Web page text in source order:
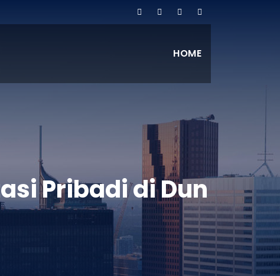
HOME
Pribadi di Dun